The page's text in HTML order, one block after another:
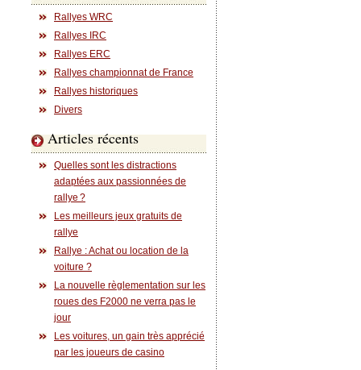
Rallyes WRC
Rallyes IRC
Rallyes ERC
Rallyes championnat de France
Rallyes historiques
Divers
Articles récents
Quelles sont les distractions
adaptées aux passionnées de
rallye ?
Les meilleurs jeux gratuits de
rallye
Rallye : Achat ou location de la
voiture ?
La nouvelle règlementation sur les
roues des F2000 ne verra pas le
jour
Les voitures, un gain très apprécié
par les joueurs de casino